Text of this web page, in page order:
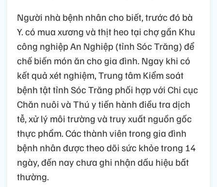
Người nhà bệnh nhân cho biết, trước đó bà
Y. có mua xương và thịt heo tại chợ gần Khu
công nghiệp An Nghiệp (tỉnh Sóc Trăng) để
chế biến món ăn cho gia đình. Ngay khi có
kết quả xét nghiệm, Trung tâm Kiểm soát
bệnh tật tỉnh Sóc Trăng phối hợp với Chi cục
Chăn nuôi và Thú y tiến hành điều tra dịch
tễ, xử lý môi trường và truy xuất nguồn gốc
thực phẩm. Các thành viên trong gia đình
bệnh nhân được theo dõi sức khỏe trong 14
ngày, đến nay chưa ghi nhận dấu hiệu bất
thường.